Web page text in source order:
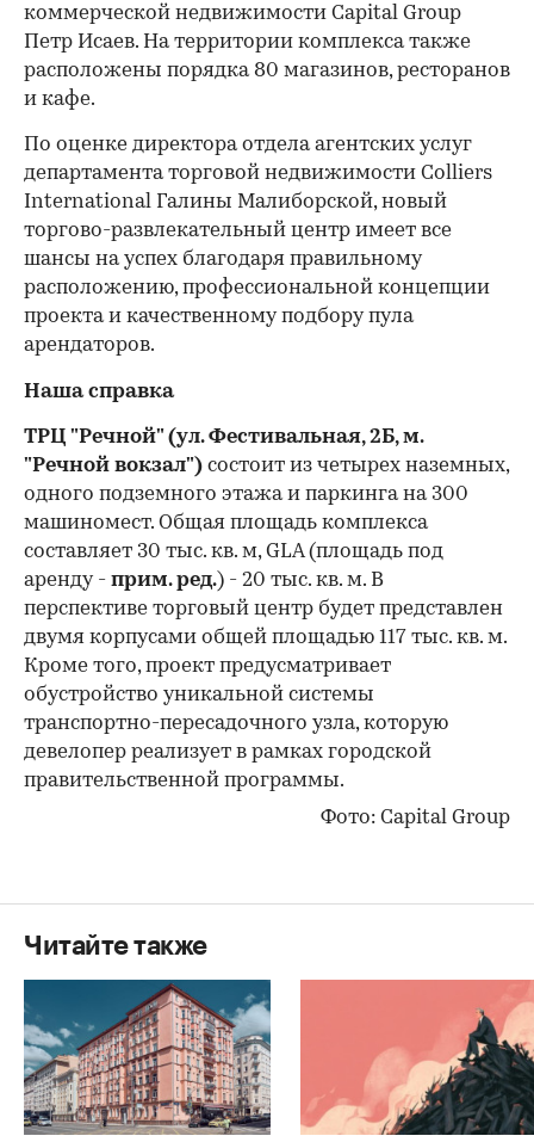
коммерческой недвижимости Capital Group
Петр Исаев. На территории комплекса также
расположены порядка 80 магазинов, ресторанов
и кафе.
По оценке директора отдела агентских услуг
департамента торговой недвижимости Colliers
International Галины Малиборской, новый
торгово-развлекательный центр имеет все
шансы на успех благодаря правильному
расположению, профессиональной концепции
проекта и качественному подбору пула
арендаторов.
00:00 00:00
Наша справка
ТРЦ "Речной" (ул. Фестивальная, 2Б, м.
"Речной вокзал") состоит из четырех наземных,
одного подземного этажа и паркинга на 300
машиномест. Общая площадь комплекса
составляет 30 тыс. кв. м, GLA (площадь под
аренду - прим. ред.) - 20 тыс. кв. м. В
перспективе торговый центр будет представлен
двумя корпусами общей площадью 117 тыс. кв. м.
Кроме того, проект предусматривает
обустройство уникальной системы
транспортно-пересадочного узла, которую
девелопер реализует в рамках городской
правительственной программы.
Фото: Capital Group
Читайте также